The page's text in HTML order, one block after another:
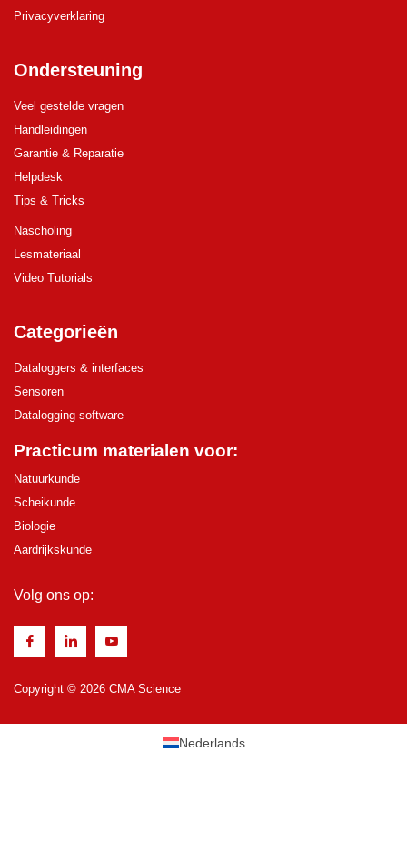
Privacyverklaring
Ondersteuning
Veel gestelde vragen
Handleidingen
Garantie & Reparatie
Helpdesk
Tips & Tricks
Nascholing
Lesmateriaal
Video Tutorials
Categorieën
Dataloggers & interfaces
Sensoren
Datalogging software
Practicum materialen voor:
Natuurkunde
Scheikunde
Biologie
Aardrijkskunde
Volg ons op:
Copyright © 2026 CMA Science
Nederlands